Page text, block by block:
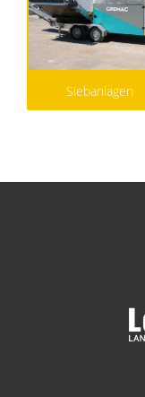
Siebanlagen